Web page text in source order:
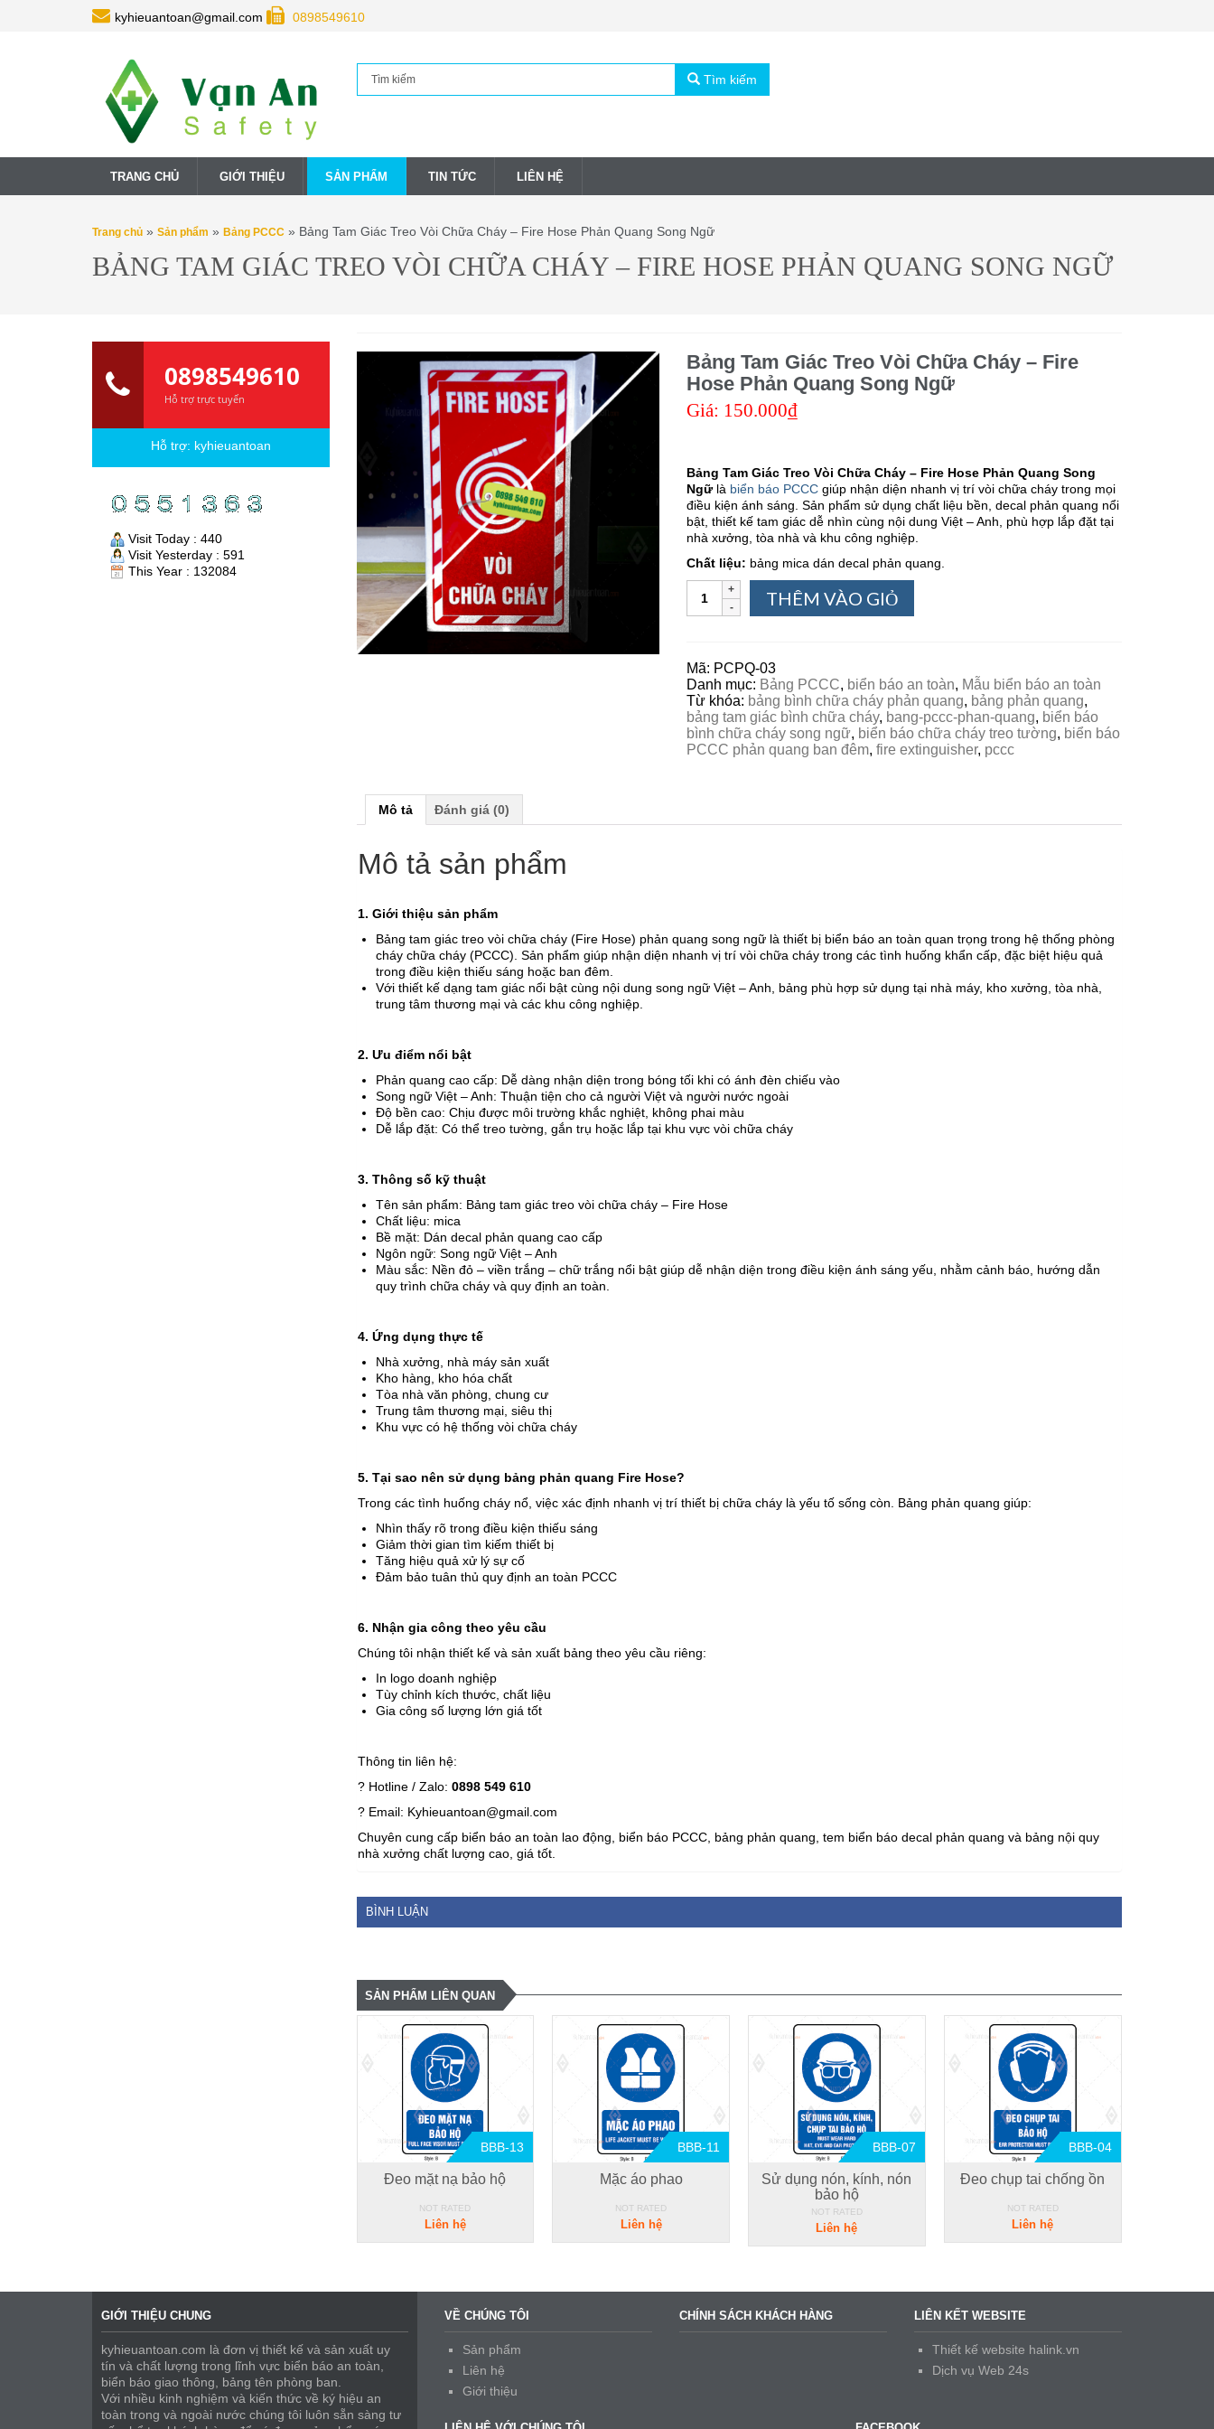
kyhieuantoan@gmail.com 0898549610
Tìm kiếm
TRANG CHỦ GIỚI THIỆU SẢN PHẨM TIN TỨC LIÊN HỆ
Trang chủ » Sản phẩm » Bảng PCCC » Bảng Tam Giác Treo Vòi Chữa Cháy – Fire Hose Phản Quang Song Ngữ
BẢNG TAM GIÁC TREO VÒI CHỮA CHÁY – FIRE HOSE PHẢN QUANG SONG NGỮ
Bảng Tam Giác Treo Vòi Chữa Cháy – Fire
Hose Phản Quang Song Ngữ
Giá: 150.000₫
Bảng Tam Giác Treo Vòi Chữa Cháy – Fire Hose Phản Quang Song
Ngữlà biển báo PCCC giúp nhận diện nhanh vị trí vòi chữa cháy trong mọi
điều kiện ánh sáng. Sản phẩm sử dụng chất liệu bền, decal phản quang nổi
bật, thiết kế tam giác dễ nhìn cùng nội dung Việt – Anh, phù hợp lắp đặt tại
nhà xưởng, tòa nhà và khu công nghiệp.
Chất liệu: bảng mica dán decal phản quang.
THÊM VÀO GIỎ
Mã: PCPQ-03
Danh mục: Bảng PCCC, biển báo an toàn, Mẫu biển báo an toàn
Từ khóa: bảng bình chữa cháy phản quang, bảng phản quang,
bảng tam giác bình chữa cháy, bang-pccc-phan-quang, biển báo
bình chữa cháy song ngữ, biển báo chữa cháy treo tường, biển báo
PCCC phản quang ban đêm,fire extinguisher, pccc
Mô tả Đánh giá (0)
Mô tả sản phẩm
1. Giới thiệu sản phẩm
Bảng tam giác treo vòi chữa cháy (Fire Hose) phản quang song ngữ là thiết bị biển báo an toàn quan trọng trong hệ thống phòng
cháy chữa cháy (PCCC). Sản phẩm giúp nhận diện nhanh vị trí vòi chữa cháy trong các tình huống khẩn cấp, đặc biệt hiệu quả
trong điều kiện thiếu sáng hoặc ban đêm.
Với thiết kế dạng tam giác nổi bật cùng nội dung song ngữ Việt – Anh, bảng phù hợp sử dụng tại nhà máy, kho xưởng, tòa nhà,
trung tâm thương mại và các khu công nghiệp.
2. Ưu điểm nổi bật
Phản quang cao cấp: Dễ dàng nhận diện trong bóng tối khi có ánh đèn chiếu vào
Song ngữ Việt – Anh: Thuận tiện cho cả người Việt và người nước ngoài
Độ bền cao: Chịu được môi trường khắc nghiệt, không phai màu
Dễ lắp đặt: Có thể treo tường, gắn trụ hoặc lắp tại khu vực vòi chữa cháy
3. Thông số kỹ thuật
Tên sản phẩm: Bảng tam giác treo vòi chữa cháy – Fire Hose
Chất liệu: mica
Bề mặt: Dán decal phản quang cao cấp
Ngôn ngữ: Song ngữ Việt – Anh
Màu sắc: Nền đỏ – viền trắng – chữ trắng nổi bật giúp dễ nhận diện trong điều kiện ánh sáng yếu, nhằm cảnh báo, hướng dẫn
quy trình chữa cháy và quy định an toàn.
4. Ứng dụng thực tế
Nhà xưởng, nhà máy sản xuất
Kho hàng, kho hóa chất
Tòa nhà văn phòng, chung cư
Trung tâm thương mại, siêu thị
Khu vực có hệ thống vòi chữa cháy
5. Tại sao nên sử dụng bảng phản quang Fire Hose?
Trong các tình huống cháy nổ, việc xác định nhanh vị trí thiết bị chữa cháy là yếu tố sống còn. Bảng phản quang giúp:
Nhìn thấy rõ trong điều kiện thiếu sáng
Giảm thời gian tìm kiếm thiết bị
Tăng hiệu quả xử lý sự cố
Đảm bảo tuân thủ quy định an toàn PCCC
6. Nhận gia công theo yêu cầu
Chúng tôi nhận thiết kế và sản xuất bảng theo yêu cầu riêng:
In logo doanh nghiệp
Tùy chỉnh kích thước, chất liệu
Gia công số lượng lớn giá tốt
Thông tin liên hệ:
? Hotline / Zalo: 0898 549 610
? Email: Kyhieuantoan@gmail.com
Chuyên cung cấp biển báo an toàn lao động, biển báo PCCC, bảng phản quang, tem biển báo decal phản quang và bảng nội quy
nhà xưởng chất lượng cao, giá tốt.
BÌNH LUẬN
SẢN PHẨM LIÊN QUAN
BBB-13
Đeo mặt nạ bảo hộ
NOT RATED
Liên hệ
BBB-11
Mặc áo phao
NOT RATED
Liên hệ
BBB-07
Sử dụng nón, kính, nón
bảo hộ
NOT RATED
Liên hệ
BBB-04
Đeo chụp tai chống ồn
NOT RATED
Liên hệ
0898549610
Hỗ trợ trực tuyến
Hỗ trợ: kyhieuantoan
Visit Today : 440
Visit Yesterday : 591
This Year : 132084
GIỚI THIỆU CHUNG
kyhieuantoan.com là đơn vị thiết kế và sản xuất uy
tín và chất lượng trong lĩnh vực biển báo an toàn,
biển báo giao thông, bảng tên phòng ban.
Với nhiều kinh nghiệm và kiến thức về ký hiệu an
toàn trong và ngoài nước chúng tôi luôn sẵn sàng tư
VỀ CHÚNG TÔI
Sản phẩm
Liên hệ
Giới thiệu
CHÍNH SÁCH KHÁCH HÀNG LIÊN KẾT WEBSITE
Thiết kế website halink.vn
Dịch vụ Web 24s